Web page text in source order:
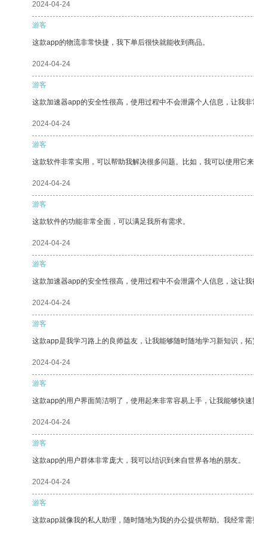
2024-04-24
游客
这款app的物流非常快捷，我下单后很快就能收到商品。
2024-04-24
游客
这款加速器app的安全性很高，使用过程中不会泄露个人信息，让我非
2024-04-24
游客
这款软件非常实用，可以帮助我解决很多问题。比如，我可以使用它
2024-04-24
游客
这款软件的功能非常全面，可以满足我所有需求。
2024-04-24
游客
这款加速器app的安全性很高，使用过程中不会泄露个人信息，这让
2024-04-24
游客
这款app是我学习路上的良师益友，让我能够随时随地学习新知识，拓
2024-04-24
游客
这款app的用户界面简洁明了，使用起来非常容易上手，让我能够快
2024-04-24
游客
这款app的用户群体非常庞大，我可以结识到来自世界各地的朋友。
2024-04-24
游客
这款app就像我的私人助理，随时随地为我的办公提供帮助。我经常